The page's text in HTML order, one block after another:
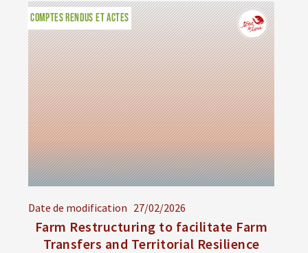
Date de modification 27/02/2026
Farm Restructuring to facilitate Farm
Transfers and Territorial Resilience
COMPTES RENDUS ET ACTES